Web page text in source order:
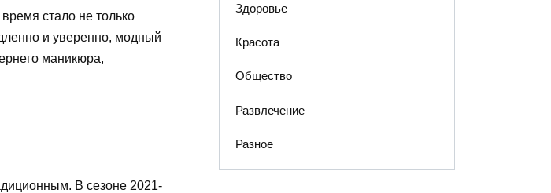
стало не только
и уверенно, модный
маникюра,
В сезоне 2021-
Здоровье
Красота
Общество
Развлечение
Разное